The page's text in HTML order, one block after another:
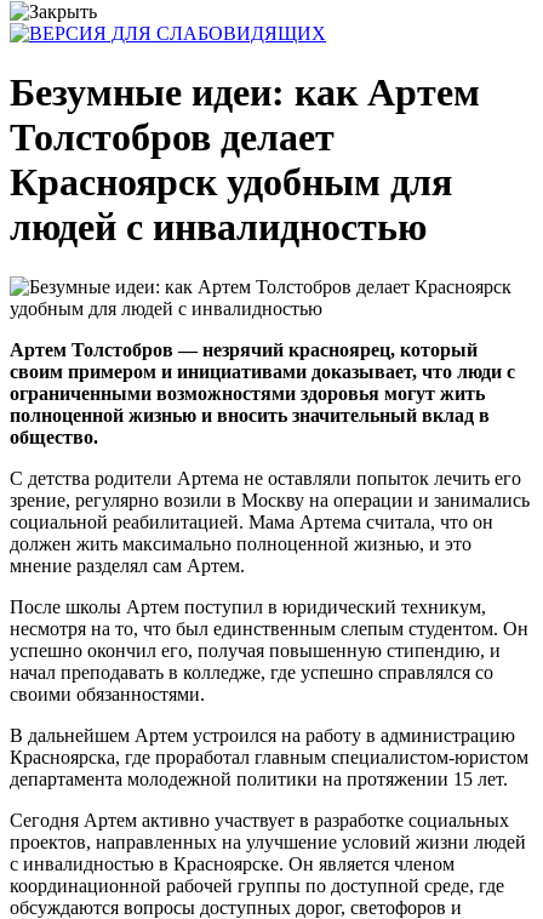
Безумные идеи: как Артем
Толстобров делает
Красноярск удобным для
людей с инвалидностью
Артем Толстобров — незрячий красноярец, который
своим примером и инициативами доказывает, что люди с
ограниченными возможностями здоровья могут жить
полноценной жизнью и вносить значительный вклад в
общество.
С детства родители Артема не оставляли попыток лечить его
зрение, регулярно возили в Москву на операции и занимались
социальной реабилитацией. Мама Артема считала, что он
должен жить максимально полноценной жизнью, и это
мнение разделял сам Артем.
После школы Артем поступил в юридический техникум,
несмотря на то, что был единственным слепым студентом. Он
успешно окончил его, получая повышенную стипендию, и
начал преподавать в колледже, где успешно справлялся со
своими обязанностями.
В дальнейшем Артем устроился на работу в администрацию
Красноярска, где проработал главным специалистом-юристом
департамента молодежной политики на протяжении 15 лет.
Сегодня Артем активно участвует в разработке социальных
проектов, направленных на улучшение условий жизни людей
с инвалидностью в Красноярске. Он является членом
координационной рабочей группы по доступной среде, где
обсуждаются вопросы доступных дорог, светофоров и